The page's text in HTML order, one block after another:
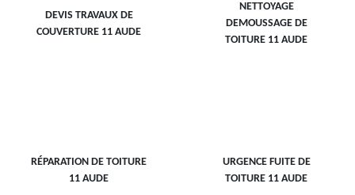
DEVIS TRAVAUX DE
COUVERTURE 11 AUDE
NETTOYAGE
DEMOUSSAGE DE
TOITURE 11 AUDE
RÉPARATION DE TOITURE
11 AUDE
URGENCE FUITE DE
TOITURE 11 AUDE